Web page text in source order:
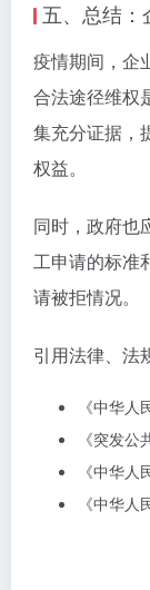
五、总结：
疫情期间，企
合法途径维权
集充分证据，
权益。
同时，政府也
工申请的标准
请被拒情况。
引用法律、法
《中华人
《突发公
《中华人
《中华人